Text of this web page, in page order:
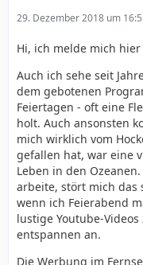
29. Dezember 2018 um
Hi, ich melde mich
Auch ich sehe seit
dem gebotenen
Feiertagen - oft eine
holt. Auch ansonsten
mich wirklich vom
gefallen hat, war eine
Leben in den
arbeite, stört mich das
wenn ich Feierabend
lustige Youtube-
entspannen an.
Die Werbung im